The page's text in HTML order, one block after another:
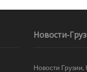
Новости-
Новости Грузии,